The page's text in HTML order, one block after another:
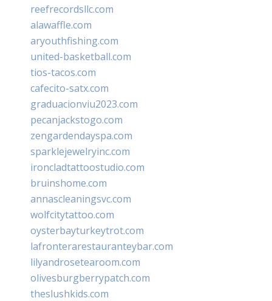
reefrecordsllc.com
alawaffle.com
aryouthfishing.com
united-basketball.com
tios-tacos.com
cafecito-satx.com
graduacionviu2023.com
pecanjackstogo.com
zengardendayspa.com
sparklejewelryinc.com
ironcladtattoostudio.com
bruinshome.com
annascleaningsvc.com
wolfcitytattoo.com
oysterbayturkeytrot.com
lafronterarestauranteybar.com
lilyandrosetearoom.com
olivesburgberrypatch.com
theslushkids.com